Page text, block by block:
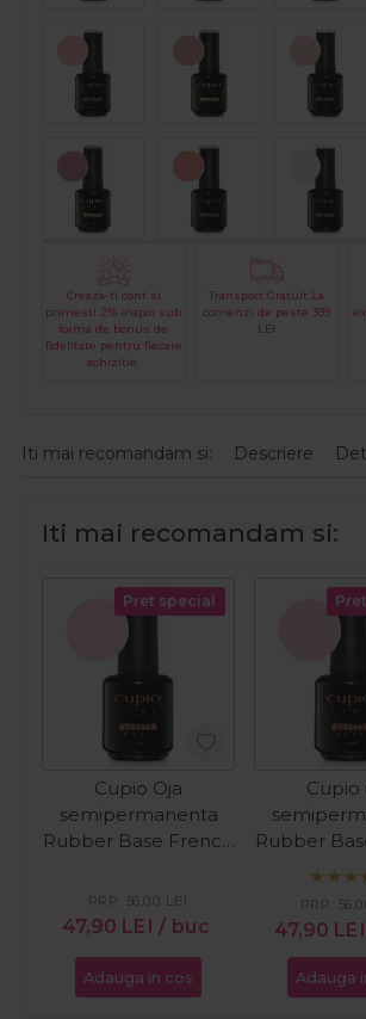
Creaza-ti cont si
primesti 2% inapoi sub
forma de bonus de
fidelitate pentru fiecare
achizitie.
Transport Gratuit La
comenzi de peste 399
LEI
Iti mai recomandam si: Descriere
Iti mai recomandam si:
Pret special
Cupio Oja
semipermanenta
Rubber Base French
15ml
47,90 LEI / buc
PRP: 56,00 LEI
Adauga in cos
Cupio
Rubber
Collection
47,90 LEI
PRP:
Adauga